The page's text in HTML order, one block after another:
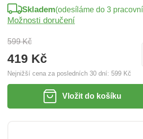
599 Kč
419 Kč
Nejnižší cena za posledních 30 dní: 599 Kč
Skladem(odesíláme do 3
Možnosti doručení
Vložit do košíku